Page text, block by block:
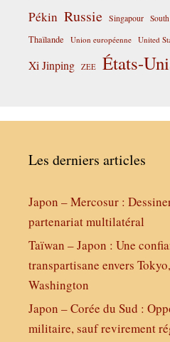
Pékin Russie Singapour
Thaïlande Union européenne United
Xi Jinping ZEE États-
Les derniers articles
Japon – Mercosur :
partenariat multilatéral
Taïwan – Japon : Une
transpartisane envers
Washington
Japon – Corée du Sud :
militaire, sauf revirement